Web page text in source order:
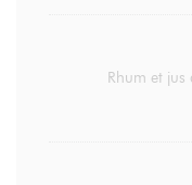
Rhum et jus